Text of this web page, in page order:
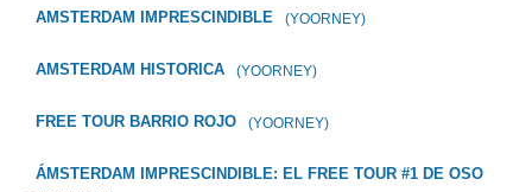
AMSTERDAM IMPRESCINDIBLE (YOORNEY)
AMSTERDAM HISTORICA (YOORNEY)
FREE TOUR BARRIO ROJO (YOORNEY)
ÁMSTERDAM IMPRESCINDIBLE: EL FREE TOUR #1 DE OSO